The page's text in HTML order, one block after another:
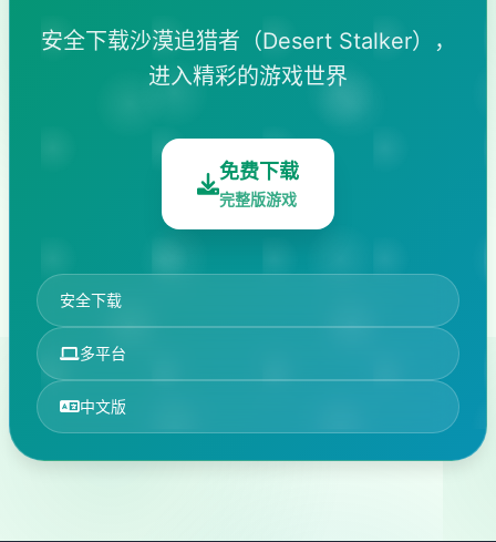
安全下载沙漠追猎者（Desert Stalker），
进入精彩的游戏世界
免费下载
完整版游戏
安全下载
多平台
中文版